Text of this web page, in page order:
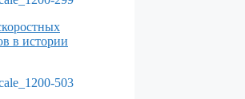
в истории